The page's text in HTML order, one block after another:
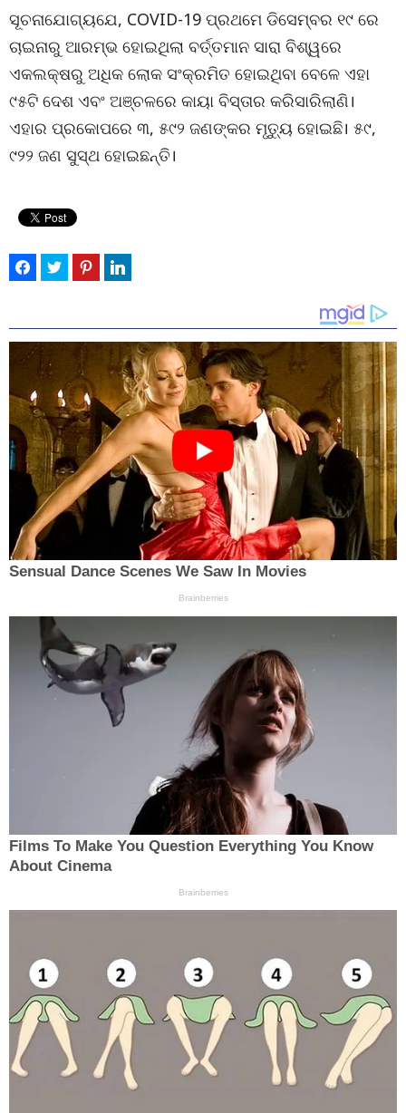
ସୂଚନାଯୋଗ୍ୟଯେ, COVID-19 ପ୍ରଥମେ ଡିସେମ୍ବର ୧୯ ରେ
ଚାଇନାରୁ ଆରମ୍ଭ ହୋଇଥିଲା ବର୍ତ୍ତମାନ ସାରା ବିଶ୍ୱରେ
ଏକଲକ୍ଷରୁ ଅଧିକ ଲୋକ ସଂକ୍ରମିତ ହୋଇଥିବା ବେଳେ ଏହା
୯୫ଟି ଦେଶ ଏବଂ ଅଞ୍ଚଳରେ କାୟା ବିସ୍ତାର କରିସାରିଲାଣି।
ଏହାର ପ୍ରକୋପରେ ୩, ୫୯୨ ଜଣଙ୍କର ମୃତ୍ୟୁ ହୋଇଛି। ୫୯,
୯୨୨ ଜଣ ସୁସ୍ଥ ହୋଇଛନ୍ତି।